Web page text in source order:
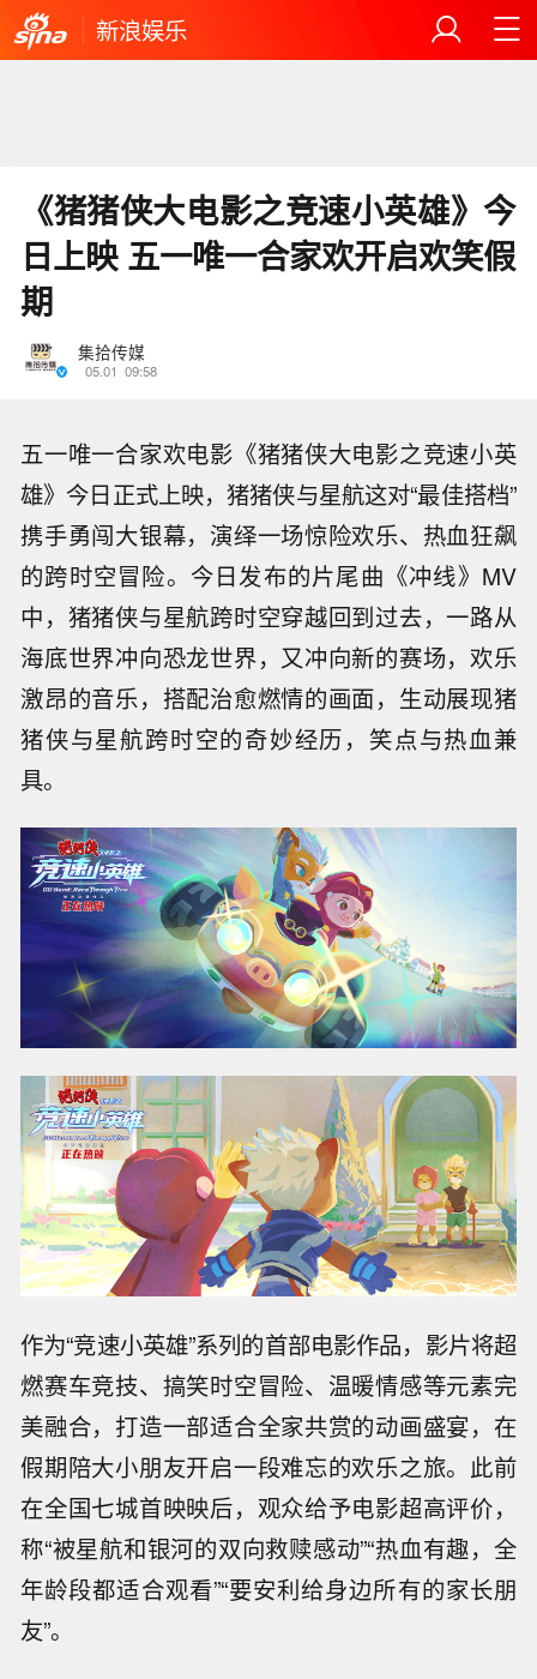
新浪娱乐
《猪猪侠大电影之竞速小英雄》今
日上映 五一唯一合家欢开启欢笑假
期
集拾传媒
05.01 09:58
五一唯一合家欢电影《猪猪侠大电影之竞速小英
雄》今日正式上映，猪猪侠与星航这对“最佳搭档”
携手勇闯大银幕，演绎一场惊险欢乐、热血狂飙
的跨时空冒险。今日发布的片尾曲《冲线》MV
中，猪猪侠与星航跨时空穿越回到过去，一路从
海底世界冲向恐龙世界，又冲向新的赛场，欢乐
激昂的音乐，搭配治愈燃情的画面，生动展现猪
猪侠与星航跨时空的奇妙经历，笑点与热血兼
具。
作为“竞速小英雄”系列的首部电影作品，影片将超
燃赛车竞技、搞笑时空冒险、温暖情感等元素完
美融合，打造一部适合全家共赏的动画盛宴，在
假期陪大小朋友开启一段难忘的欢乐之旅。此前
在全国七城首映映后，观众给予电影超高评价，
称“被星航和银河的双向救赎感动”“热血有趣，全
年龄段都适合观看”“要安利给身边所有的家长朋
友”。